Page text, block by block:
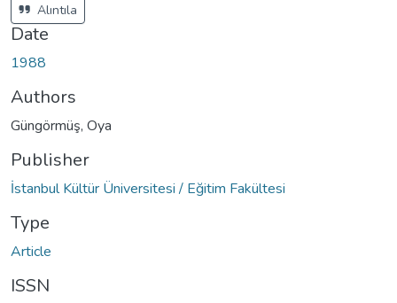
Alıntıla
Date
1988
Authors
Güngörmüş, Oya
Publisher
İstanbul Kültür Üniversitesi / Eğitim Fakültesi
Type
Article
ISSN